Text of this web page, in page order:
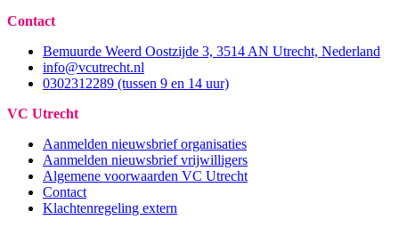
Contact
Bemuurde Weerd Oostzijde 3, 3514 AN Utrecht, Nederland
info@vcutrecht.nl
0302312289 (tussen 9 en 14 uur)
VC Utrecht
Aanmelden nieuwsbrief organisaties
Aanmelden nieuwsbrief vrijwilligers
Algemene voorwaarden VC Utrecht
Contact
Klachtenregeling extern